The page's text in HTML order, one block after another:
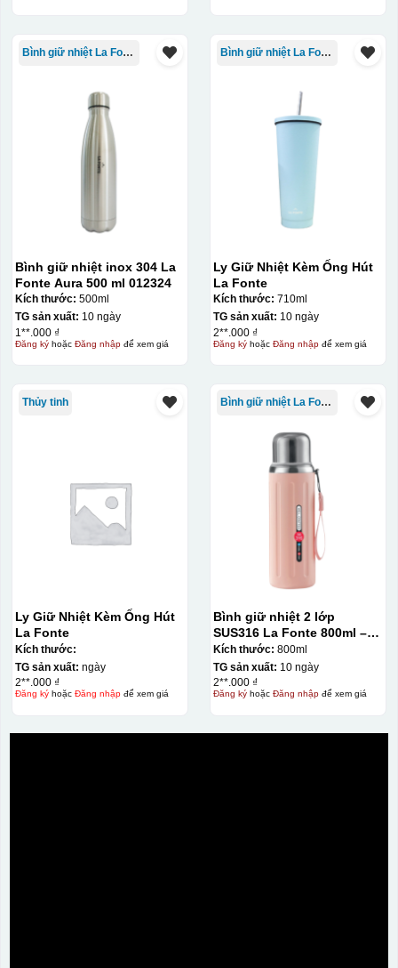
Bình giữ nhiệt La Fonte
Bình giữ nhiệt inox 304 La
Fonte Aura 500 ml 012324
Kích thước: 500ml
TG sản xuất: 10 ngày
1**.000 ₫
Đăng kýhoặc Đăng nhậpđể xem giá
Bình giữ nhiệt La Fonte
Ly Giữ Nhiệt Kèm Ống Hút
La Fonte
Kích thước: 710ml
TG sản xuất: 10 ngày
2**.000 ₫
Đăng kýhoặc Đăng nhậpđể xem giá
Thủy tinh
Ly Giữ Nhiệt Kèm Ống Hút
La Fonte
Kích thước:
TG sản xuất: ngày
2**.000 ₫
Đăng kýhoặc Đăng nhậpđể xem giá
Bình giữ nhiệt La Fonte
Bình giữ nhiệt 2 lớp
SUS316 La Fonte 800ml –
012720
Kích thước: 800ml
TG sản xuất: 10 ngày
2**.000 ₫
Đăng kýhoặc Đăng nhậpđể xem giá